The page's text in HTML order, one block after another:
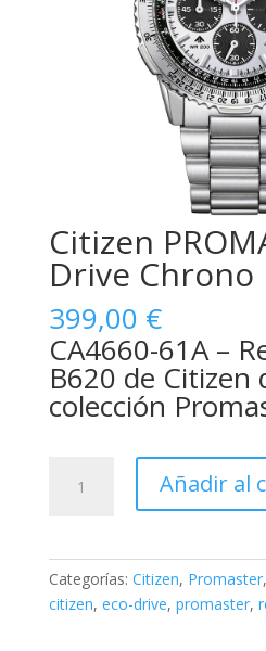
Citizen
Drive Chrono
399,00 €
CA4660-61A –
B620 de Citizen
colección
PROMASTER
B620
cantidad
Añadir al
Categorías: Citizen, Promaster,
citizen, eco-drive, promaster,